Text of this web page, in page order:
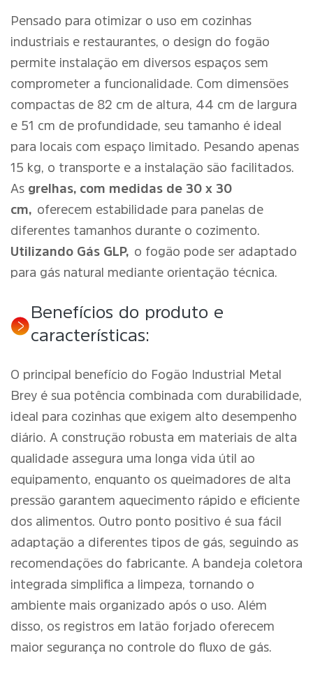
Pensado para otimizar o uso em cozinhas
industriais e restaurantes, o design do fogão
permite instalação em diversos espaços sem
comprometer a funcionalidade. Com dimensões
compactas de 82 cm de altura, 44 cm de largura
e 51 cm de profundidade, seu tamanho é ideal
para locais com espaço limitado. Pesando apenas
15 kg, o transporte e a instalação são facilitados.
As grelhas, com medidas de 30 x 30
cm, oferecem estabilidade para panelas de
diferentes tamanhos durante o cozimento.
Utilizando Gás GLP, o fogão pode ser adaptado
para gás natural mediante orientação técnica.
Benefícios do produto e
características:
O principal benefício do Fogão Industrial Metal
Brey é sua potência combinada com durabilidade,
ideal para cozinhas que exigem alto desempenho
diário. A construção robusta em materiais de alta
qualidade assegura uma longa vida útil ao
equipamento, enquanto os queimadores de alta
pressão garantem aquecimento rápido e eficiente
dos alimentos. Outro ponto positivo é sua fácil
adaptação a diferentes tipos de gás, seguindo as
recomendações do fabricante. A bandeja coletora
integrada simplifica a limpeza, tornando o
ambiente mais organizado após o uso. Além
disso, os registros em latão forjado oferecem
maior segurança no controle do fluxo de gás.